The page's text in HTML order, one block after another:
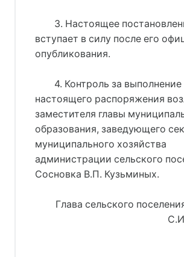
3. Настоящее
вступает в силу после его
опубликования.
4. Контроль за выполнение
настоящего распоряжения
заместителя главы
образования, заведующего
муниципального хозяйства
администрации сельского
Сосновка В.П. Кузьминых.
Глава сельского